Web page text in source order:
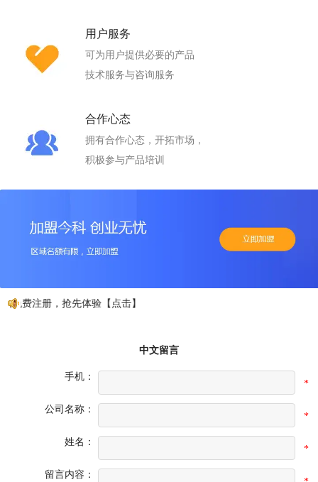
用户服务
可为用户提供必要的产品
技术服务与咨询服务
合作心态
拥有合作心态，开拓市场，
积极参与产品培训
费注册，抢先体验【点击】
中文留言
手机：
*
公司名称：
*
姓名：
*
留言内容：